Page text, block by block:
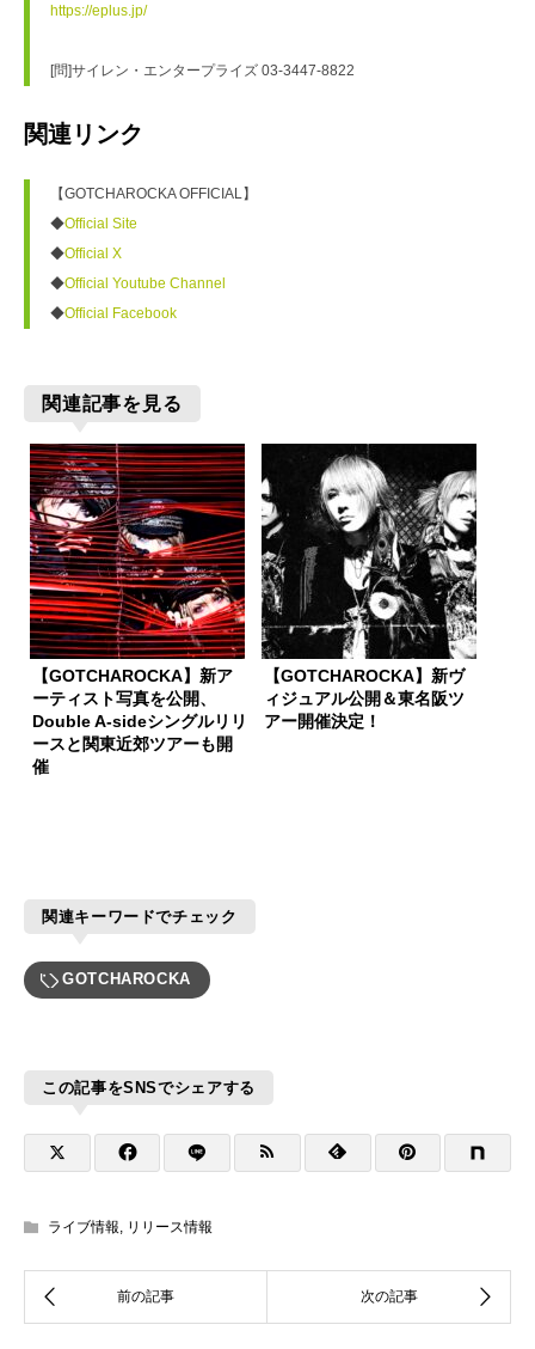
https://eplus.jp/
[問]サイレン・エンタープライズ 03-3447-8822
関連リンク
【GOTCHAROCKA OFFICIAL】
◆Official Site
◆Official X
◆Official Youtube Channel
◆Official Facebook
関連記事を見る
【GOTCHAROCKA】新ア
ーティスト写真を公開、
Double A-sideシングルリリ
ースと関東近郊ツアーも開
催
【GOTCHAROCKA】新ヴ
ィジュアル公開＆東名阪ツ
アー開催決定！
関連キーワードでチェック
GOTCHAROCKA
この記事をSNSでシェアする
ライブ情報 リリース情報